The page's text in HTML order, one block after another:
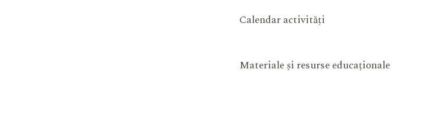
Calendar activități
Materiale și resurse educaționale